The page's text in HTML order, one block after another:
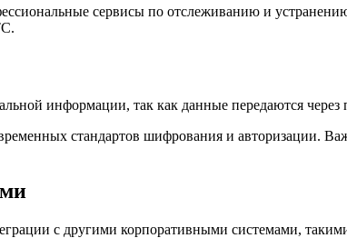
сервисы по отслеживанию и
информации, так как данные передаются через
стандартов шифрования и авторизации.
с другими корпоративными системами,